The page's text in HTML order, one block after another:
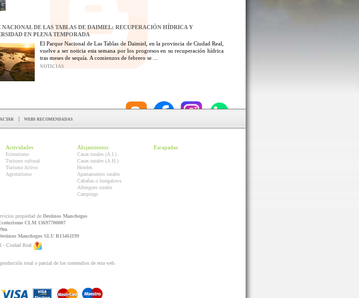
NACIONAL DE LAS TABLAS DE DAIMIEL: RECUPERACIÓN HÍDRICA Y
EN PLENA TEMPORADA
El Parque Nacional de Las Tablas de Daimiel, en la provincia de Ciudad Real,
vuelve a ser noticia esta semana por los progresos en su recuperación hídrica
tras meses de sequía. A comienzos de febrero se ...
NOTICIAS
| webs recomendadas
Actividades
Ecoturismo
Turismo cultural
Turismo Activo
Agroturismo
Alojamientos
Casas rurales (A.I.)
Casas rurales (A.H.)
Hoteles
Apartamentos rurales
Cabañas o bungalows
Albergues rurales
Campings
Escapadas
propiedad de Destinos Manchegos
CLM 13697700007
Manchegos SLU B13461199
- Ciudad Real
total o parcial de los contendios de esta web.